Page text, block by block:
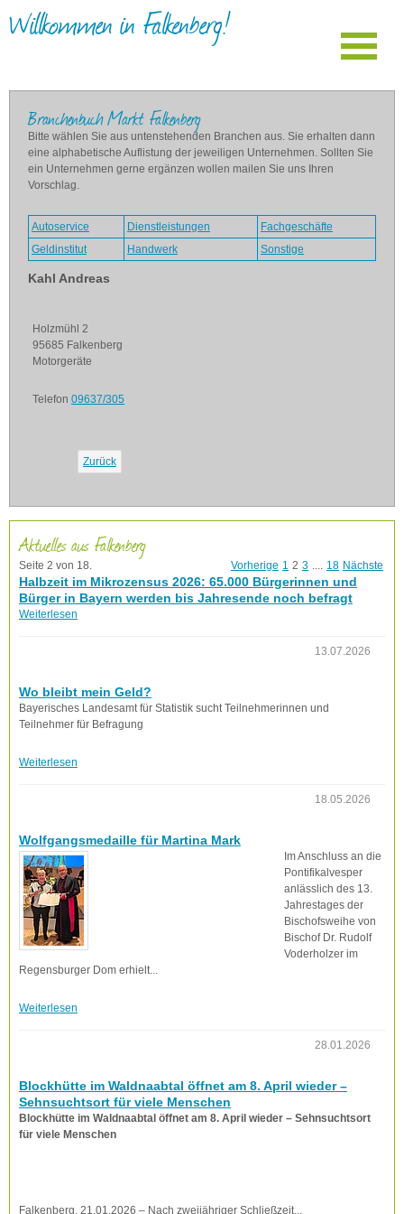
Willkommen in Falkenberg!
Branchenbuch Markt Falkenberg
Bitte wählen Sie aus untenstehenden Branchen aus. Sie erhalten dann
eine alphabetische Auflistung der jeweiligen Unternehmen. Sollten Sie
ein Unternehmen gerne ergänzen wollen mailen Sie uns Ihren
Vorschlag.
Autoservice Dienstleistungen
Fachgeschäfte
Geldinstitut
Handwerk Sonstige
Kahl Andreas
Holzmühl 2
95685 Falkenberg
Motorgeräte
Telefon 09637/305
Zurück
Aktuelles aus Falkenberg
Seite 2 von 18. Vorherige 1 2 3 .... 18 Nächste
Halbzeit im Mikrozensus 2026: 65.000 Bürgerinnen und
Bürger in Bayern werden bis Jahresende noch befragt
Weiterlesen
13.07.2026
Wo bleibt mein Geld?
Bayerisches Landesamt für Statistik sucht Teilnehmerinnen und
Teilnehmer für Befragung
Weiterlesen
18.05.2026
Wolfgangsmedaille für Martina Mark
Im Anschluss an die
Pontifikalvesper
anlässlich des 13.
Jahrestages der
Bischofsweihe von
Bischof Dr. Rudolf
Voderholzer im
Regensburger Dom erhielt...
Weiterlesen
28.01.2026
Blockhütte im Waldnaabtal öffnet am 8. April wieder –
Sehnsuchtsort für viele Menschen
Blockhütte im Waldnaabtal öffnet am 8. April wieder – Sehnsuchtsort
für viele Menschen
Falkenberg, 21.01.2026 – Nach zweijähriger Schließzeit...